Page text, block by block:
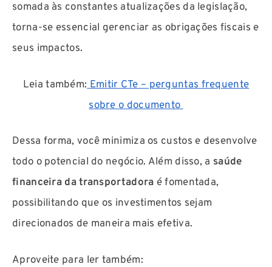
somada às constantes atualizações da legislação,
torna-se essencial gerenciar as obrigações fiscais e
seus impactos.
Leia também:Emitir CTe – perguntas frequente
sobre o documento
Dessa forma, você minimiza os custos e desenvolve
todo o potencial do negócio. Além disso, a saúde
financeira da transportadora é fomentada,
possibilitando que os investimentos sejam
direcionados de maneira mais efetiva.
Aproveite para ler também: